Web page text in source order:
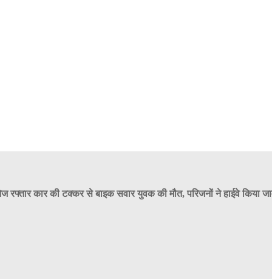
रफ्तार कार की टक्कर से बाइक सवार युवक की मौत, परिजनों ने हाईवे किया